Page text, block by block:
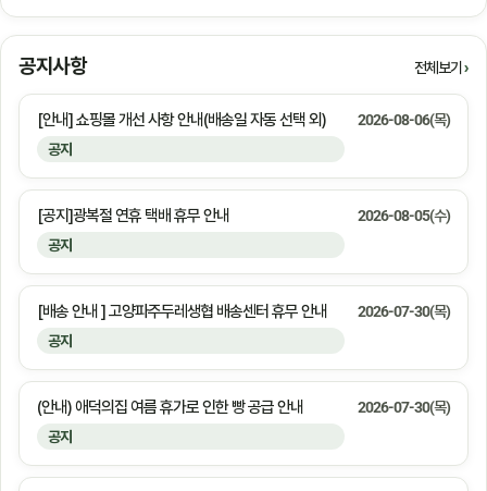
공지사항 전체보기
공지
[안내] 쇼핑몰 개선 사항 안내(배송일 자동 선택 외) 2026-08-06(목)
공지
[공지]광복절 연휴 택배 휴무 안내 2026-08-05(수)
공지
[배송 안내 ] 고양파주두레생협 배송센터 휴무 안내 2026-07-30(목)
공지
(안내) 애덕의집 여름 휴가로 인한 빵 공급 안내 2026-07-30(목)